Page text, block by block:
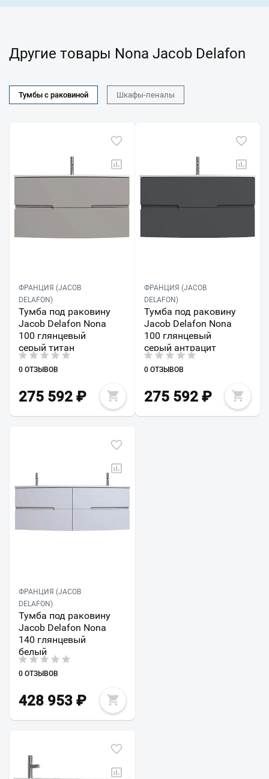
Другие товары Nona Jacob Delafon
Тумбы с раковиной Шкафы-пеналы
ФРАНЦИЯ (JACOB
DELAFON)
Тумба под раковину
Jacob Delafon Nona
100 глянцевый
серый титан
0 ОТЗЫВОВ
275 592 ₽
ФРАНЦИЯ (JACOB
DELAFON)
Тумба под раковину
Jacob Delafon Nona
100 глянцевый
серый антрацит
0 ОТЗЫВОВ
275 592₽
ФРАНЦИЯ (JACOB
DELAFON)
Тумба под раковину
Jacob Delafon Nona
140 глянцевый
белый
0 ОТЗЫВОВ
428 953 ₽